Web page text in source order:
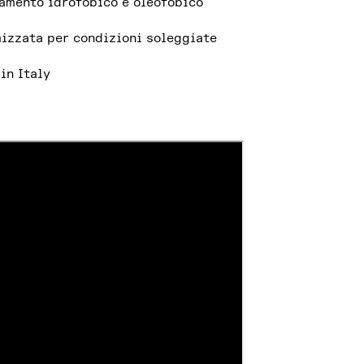
idrofobico e oleofobico
per condizioni soleggiate
in Italy